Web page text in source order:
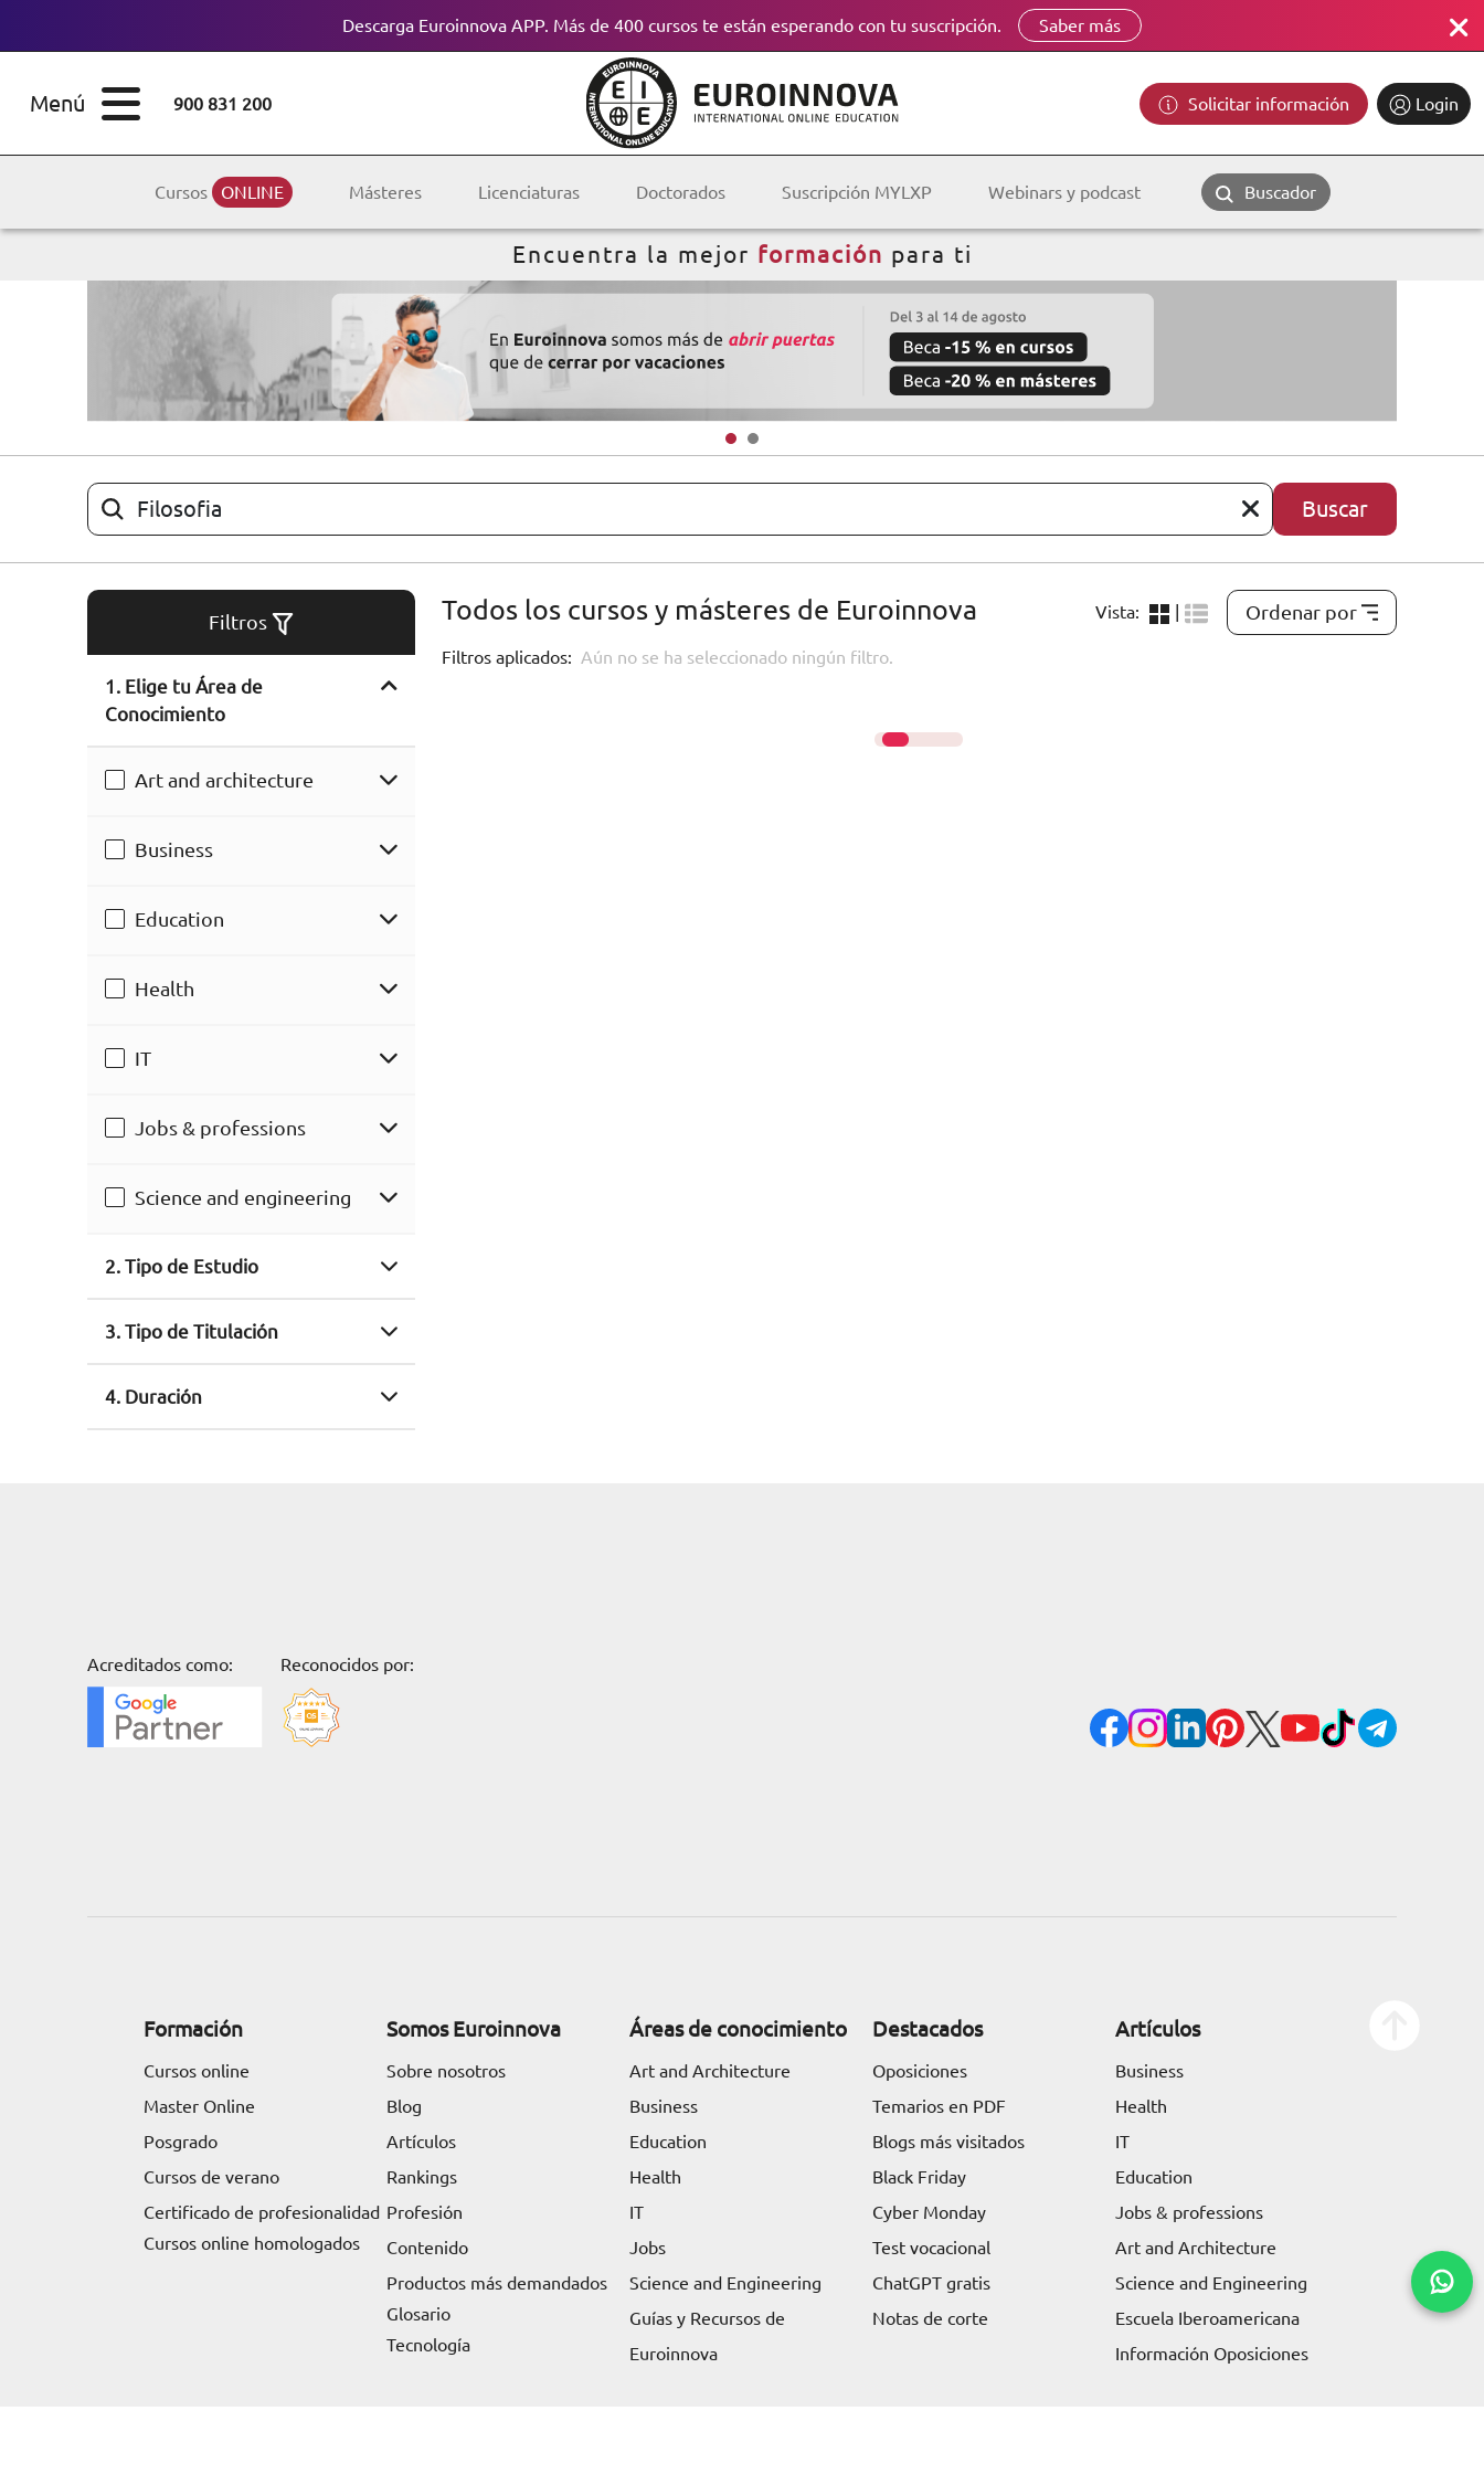
Descarga Euroinnova APP. Más de 400 cursos te están esperando con tu suscripción. Saber más
Menú 900 831 200 Solicitar información Login
EDUCATIVOS
ARTÍCULOS
ORIENTACIÓN
CONTACTO ES
(+34)958 050 200(gratuito en
ESTUDIOS
Licenciaturas
Doctorados
Maestría
Diplomados
Certificados de
Profesionalidad
Cursos ONLINE Másteres Licenciaturas Doctorados Suscripción MYLXP Webinars y podcast Buscador
Encuentra la mejor formación para ti
Buscar
Filtros
1. Elige tu Área de
Conocimiento
Art and architecture
Business
Education
Health
IT
Jobs & professions
Science and engineering
2. Tipo de Estudio
3. Tipo de Titulación
4. Duración
Todos los cursos y másteres de Euroinnova Vista: Ordenar por
Filtros aplicados: Aún no se ha seleccionado ningún filtro.
Acreditados como: Reconocidos por:
Formación
Cursos online
Master Online
Posgrado
Cursos de verano
Certificado de profesionalidad
Cursos online homologados
Somos Euroinnova
Sobre nosotros
Blog
Artículos
Rankings
Profesión
Contenido
Productos más demandados
Glosario
Tecnología
Áreas de conocimiento
Art and Architecture
Business
Education
Health
IT
Jobs
Science and Engineering
Guías y Recursos de
Euroinnova
Destacados
Oposiciones
Temarios en PDF
Blogs más visitados
Black Friday
Cyber Monday
Test vocacional
ChatGPT gratis
Notas de corte
Artículos
Business
Health
IT
Education
Jobs & professions
Art and Architecture
Science and Engineering
Escuela Iberoamericana
Información Oposiciones